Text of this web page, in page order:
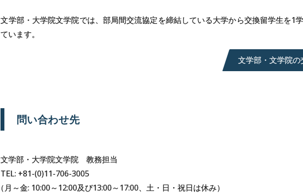
文学部・大学院文学院では、部局間交流協定を締結している大学から交換留学生を1
ています。
文学部・文学院
問い合わせ先
文学部・大学院文学院 教務担当
TEL: +81-(0)11-706-3005
（月～金: 10:00～12:00及び13:00～17:00、土・日・祝日は休み）